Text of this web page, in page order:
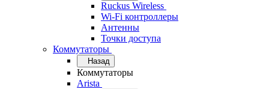
Ruckus Wireless
Wi-Fi контроллеры
Антенны
Точки доступа
Коммутаторы
Назад
Коммутаторы
Arista